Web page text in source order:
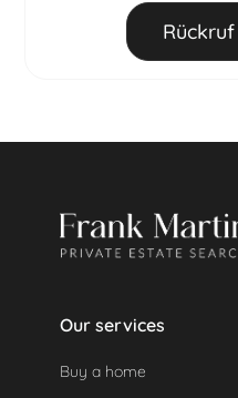
Berater angefragt
Bis 60 Tage vor
Danach: 100 % des
Eine geleistete Kaution
Our services
Buy a home